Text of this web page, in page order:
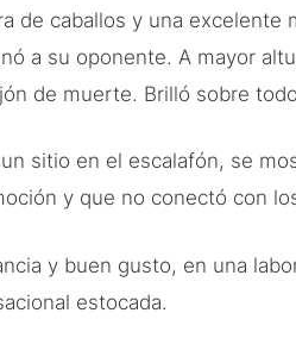
de caballos y una
a su oponente. A mayor
de muerte. Brilló sobre
sitio en el escalafón, se
y que no conectó con
y buen gusto, en una
estocada.